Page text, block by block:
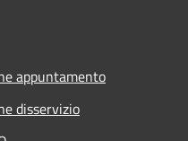
appuntamento
disservizio